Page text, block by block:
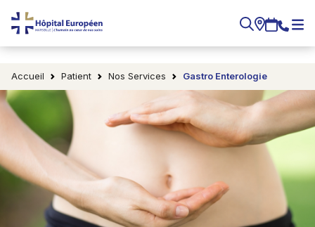
Accueil Patient Nos Services Gastro Enterologie